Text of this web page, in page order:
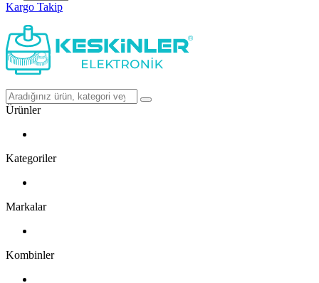
Kargo Takip
Ürünler
Kategoriler
Markalar
Kombinler